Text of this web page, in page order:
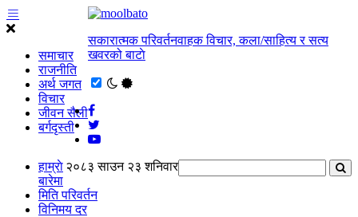
समाचार
राजनीति
अर्थ जगत
विचार
जीवन सैली
बर्गदृस्ती
सकारात्मक परिवर्तनवाहक विचार, कला/साहित्य र सत्य
खवरको बाटाे
२०८३ साउन २३ शनिवार
हाम्राे
बारेमा
मिति परिवर्तन
विनिमय दर